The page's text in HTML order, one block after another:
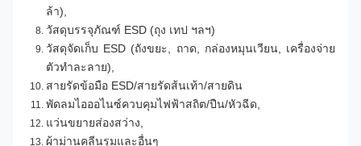
ล้า),
วัสดุบรรจุภัณฑ์ ESD (ถุง เทป ฯลฯ)
วัสดุจัดเก็บ ESD (ถังขยะ, ถาด, กล่องหมุนเวียน, เครื่องจ่าย
ตัวทำละลาย),
สายรัดข้อมือ ESD/สายรัดส้นเท้า/สายดิน
พัดลมไอออไนซ์ควบคุมไฟฟ้าสถิต/ปืน/หัวฉีด,
แว่นขยายส่องสว่าง,
ผ้าม่านคลีนรูมและอื่นๆ